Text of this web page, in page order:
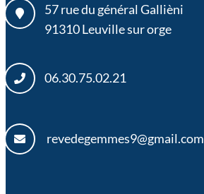
57 rue du général Gallièni
91310Leuville sur orge
06.30.75.02.21
revedegemmes9@gmail.com